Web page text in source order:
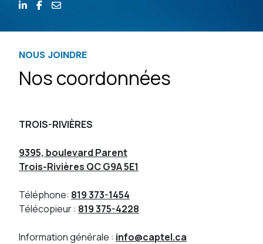
NOUS JOINDRE
Nos coordonnées
TROIS-RIVIÈRES
9395, boulevard Parent
Trois-Rivières QC G9A 5E1
Téléphone: 819 373-1454
Télécopieur : 819 375-4228
Information générale : info@captel.ca